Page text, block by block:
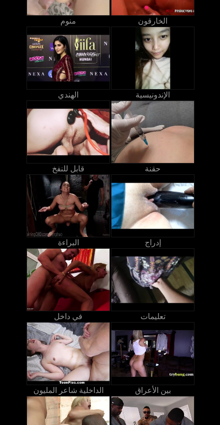
منوم الخارقون
الهندي الإندونيسية
قابل للنفخ حقنة
البراءة إدراج
في داخل تعليمات
الداخلية شاعر المليون بين الأعراق